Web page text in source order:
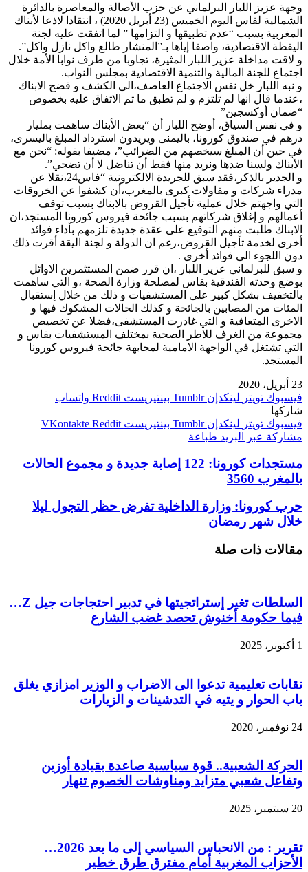
وجهة عزيز اللبار البرلماني عن حزب الأصالة والمعاصرة بالدائرة
الشمالية لفاس اليوم الخميس (23 أبريل 2020) ، انتقادا لاذعا لأبناك
المغربية بسبب “عدم تطبيقها و التزامها ” لما اتفقت عليه لجنة
اليقظة الاقتصادية، واصفا إياها بـ”المنشار طالع واكل نازل واكل”.
و لاقت مداخلة عزيز اللبار المثيرة، تجاوبا من طرف نوابا الأمة خلال
اجتماع للجنة المالية والتنمية الاقتصادية بمجلس النواب.
و نبه اللبار خل نفس الاجتماع العاصف،الى الكشف و فضح الابناك
،عندما قال انها لم تلتزم و لم تطبق ما تم الاتفاق عليه بخصوص
“ضمان أوكسجين”
و في نفس السياق، أوضح اللبار أن “بعض الأبناك ساهمت بمليار
درهم في صندوق كورونا، باليمنى ويريدون استرداد المبلغ باليسرى،
في حين أن المبلغ سيخصهم من الضرائب”، مضيفا بقوله: “نحن مع
الأبناك ولسنا ضدها ونريد منها فقط أن تناضل لا أن تضحي”.
و الجدير بالذكر،فقد سبق للجريدة الالكترونية “فاس24،نقلا عن
مدراء شركات و مقاولات كبرى بالمغرب،أن كشفوا عن الخروقات
التي واجهتم خلال عملية تأجيل القروض بالابناك بسبب توقف
أعمالهم و إغلاق شركاتهم بسبب جائحة فيروس كورونا المستجد،ان
الابناك طلبت منهم التوقيع على عقدة جديدة تلزمهم بأداء فوائد
أخرى لخدمة تأجيل القروض،رغم ان الدولة و لجنة اليقة أقرت ذلك
دون اللجوء الى فوائد أخرى .
و سبق للبرلماني عزيز اللبار ،ان قرر ضمن المستثمرين الاوائل
بوضع وحدته الفندقية بفاس لمصلحة وزارة الصحة ،و التي ساهمت
بالتخفيف بشكل كبير على المستشفيات و ذلك من خلال إستقبال
المئات من المصابين بالجائحة و كذلك الحالات المشكوك فيها و
الاخرى المتعافية و التي غادرت المستشفى،فضلا عن تخصيص
مجموعة من الغرف للاطر الصحية بمختلف المستشفيات بفاس و
التي تشتغل في الواجهة الامامية لمجابهة جائحة فيروس كورونا
المستجد.
23 أبريل، 2020
فيسبوك تويتر لينكدإن بينتيريست
واتساب
شاركها
فيسبوك تويتر لينكدإن بينتيريست
مشاركة عبر البريد طباعة
مستجدات كورونا: 122 إصابة جديدة و مجموع الحالات
بالمغرب 3560
حرب كورونا: وزارة الداخلية تفرض حظر التجول ليلا
خلال شهر رمضان
مقالات ذات صلة
السلطات تغير إستراتجيتها في تدبير احتجاجات جيل Z…
فيما حكومة أخنوش تحصد غضب الشارع
1 أكتوبر، 2025
نقابات تعليمية تدعوا الى الاضراب و الوزير امزازي يغلق
باب الحوار و يتيه في التدشينات و الزيارات
24 نوفمبر، 2020
الحركة الشعبية.. قوة سياسية صاعدة بقيادة أوزين
وتفاعل شعبي متزايد ومناوشات الخصوم تنهار
20 سبتمبر، 2025
تقرير : من الانحباس السياسي إلى ما بعد 2026…
الأحزاب المغربية أمام مفترق طرق خطير